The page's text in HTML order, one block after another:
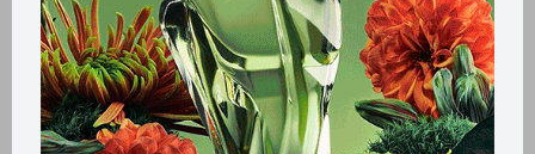
Productos que te pueden interesar